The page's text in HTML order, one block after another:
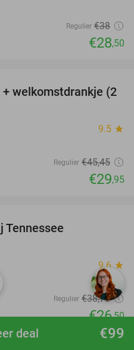
€99
deal
Regulier €38
€28,50
34%
+ welkomstdrankje (2
9.5 star
Regulier €45,45
€29,95
Tennessee
9.6 star
Regulier €38,70
€26,50
favorite_border